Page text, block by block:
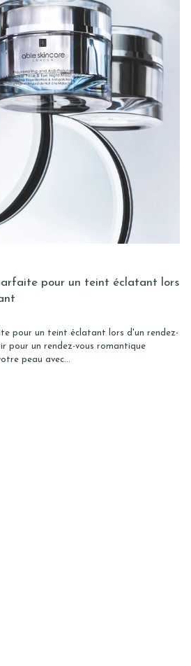
pour un teint éclatant lors
pour un teint éclatant lors d'un rendez-
pour un rendez-vous romantique
peau avec...